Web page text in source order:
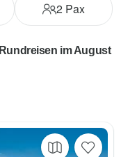
2 Pax
im August